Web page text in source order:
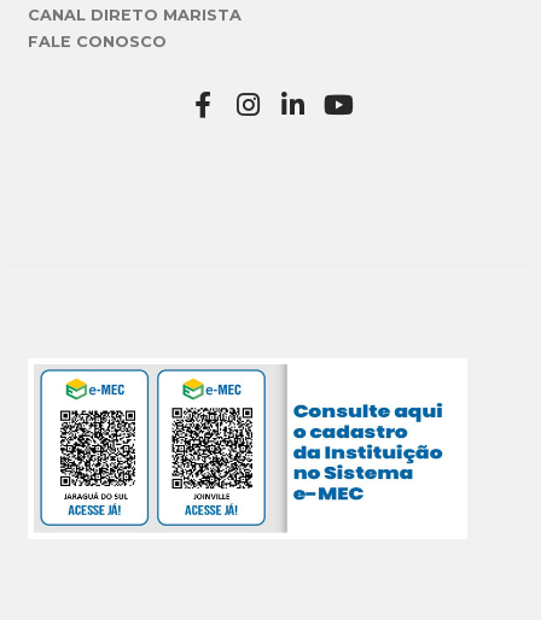
CANAL DIRETO MARISTA
FALE CONOSCO